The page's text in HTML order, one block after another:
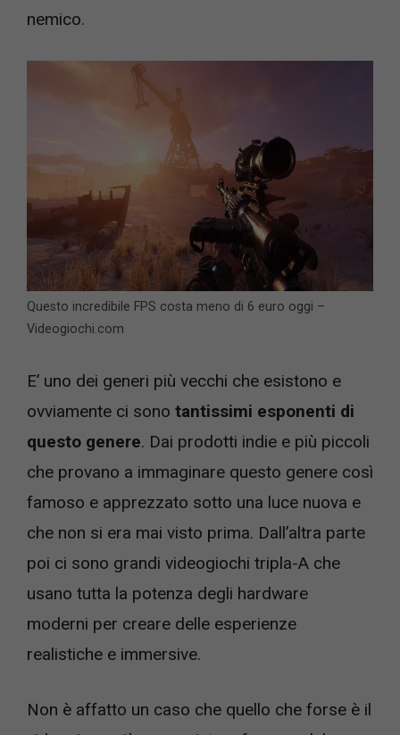
nemico.
Questo incredibile FPS costa meno di 6 euro oggi –
Videogiochi.com
E’ uno dei generi più vecchi che esistono e
ovviamente ci sono tantissimi esponenti di
questo genere. Dai prodotti indie e più piccoli
che provano a immaginare questo genere così
famoso e apprezzato sotto una luce nuova e
che non si era mai visto prima. Dall’altra parte
poi ci sono grandi videogiochi tripla-A che
usano tutta la potenza degli hardware
moderni per creare delle esperienze
realistiche e immersive.
Non è affatto un caso che quello che forse è il